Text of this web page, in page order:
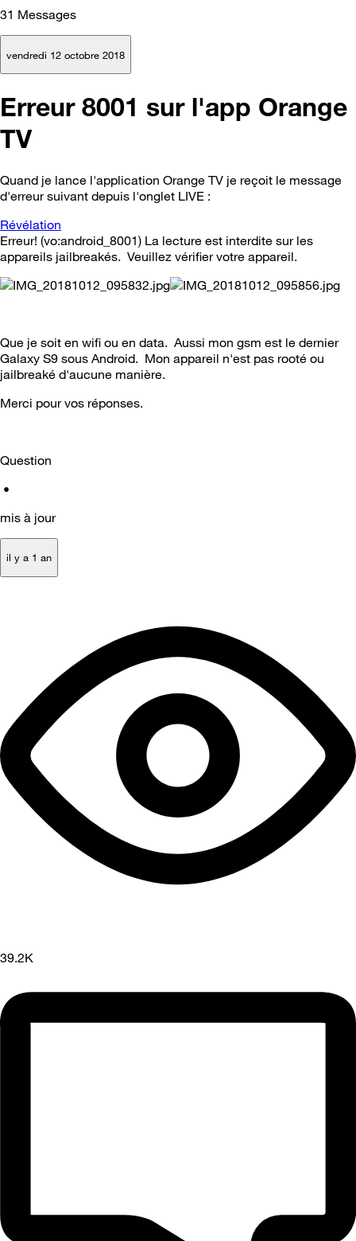
31 Messages
vendredi 12 octobre 2018
Erreur 8001 sur l'app Orange
TV
Quand je lance l'application Orange TV je reçoit le message
d'erreur suivant depuis l'onglet LIVE :
Révélation
Erreur! (vo:android_8001) La lecture est interdite sur les
appareils jailbreakés. Veuillez vérifier votre appareil.
Que je soit en wifi ou en data. Aussi mon gsm est le dernier
Galaxy S9 sous Android. Mon appareil n'est pas rooté ou
jailbreaké d'aucune manière.
Merci pour vos réponses.
Question
•
mis à jour
il y a 1 an
39.2K